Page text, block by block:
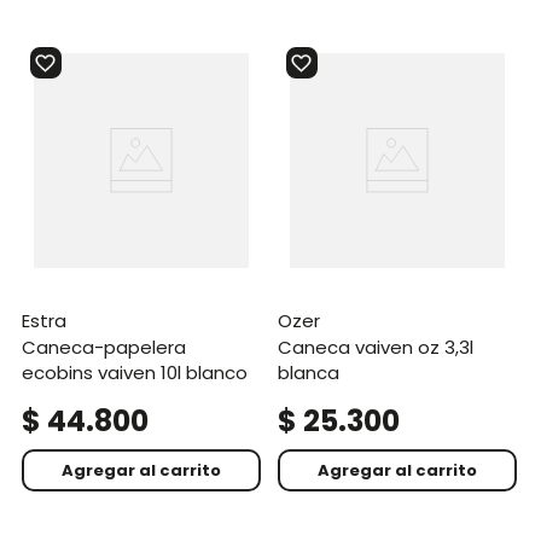
estra
caneca-papelera
ecobins vaiven 10l blanco
$ 44.800
Agregar al carrito
ozer
caneca vaiven oz 3,3l
blanca
$ 25.300
Agregar al carrito